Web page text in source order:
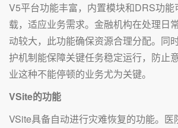
V5平台功能丰富，内置模块和DRS功能
载，适应业务需求。金融机构在处理日
动较大，此功能确保资源合理分配。同
护机制能保障关键任务稳定运行，防止
业这种不能停顿的业务尤为关键。
VSite的功能
VSite具备自动进行灾难恢复的功能。医